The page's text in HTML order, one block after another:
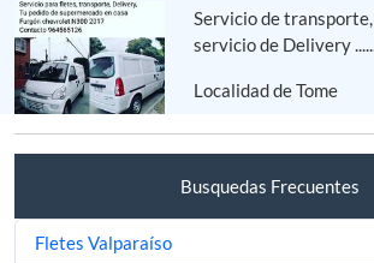
Servicio de
servicio de Delivery
Localidad de Tome
Busquedas Frecuentes
Fletes Valparaíso